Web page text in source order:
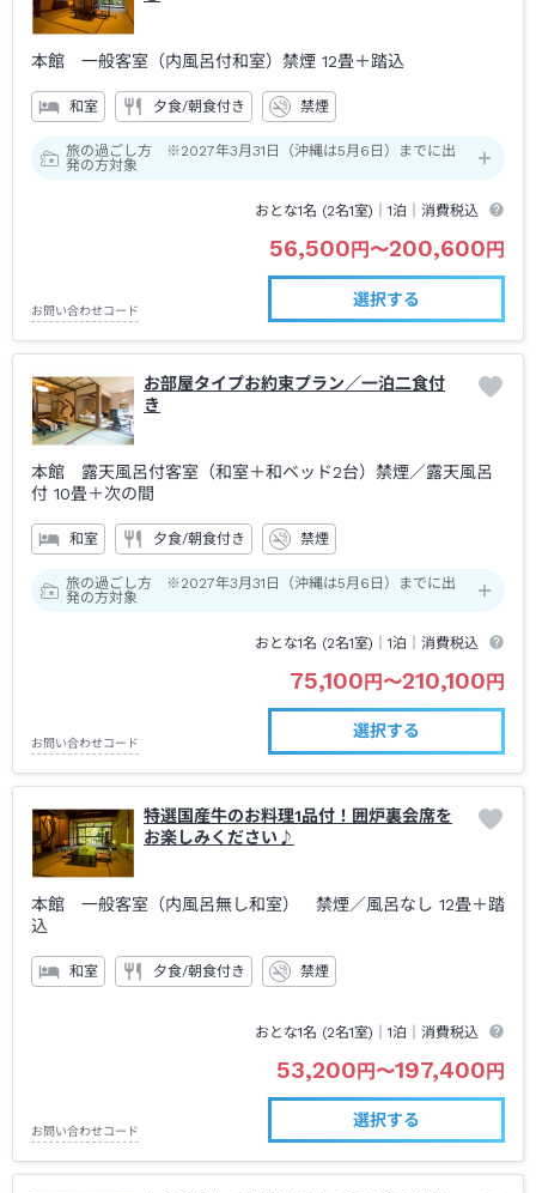
本館 一般客室（内風呂付和室）禁煙 12畳＋踏込
和室 夕食/朝食付き 禁煙
旅の過ごし方 ※2027年3月31日（沖縄は5月6日）までに出
発の方対象
おとな1名 (2名1室)｜1泊 ｜消費税込
56,500 円 〜200,600 円
お問い合わせコード
選択する
お部屋タイプお約束プラン／一泊二食付
き
本館 露天風呂付客室（和室＋和ベッド2台）禁煙／露天風呂
付 10畳＋次の間
和室 夕食/朝食付き 禁煙
旅の過ごし方 ※2027年3月31日（沖縄は5月6日）までに出
発の方対象
おとな1名 (2名1室)｜1泊 ｜消費税込
75,100 円 〜210,100 円
お問い合わせコード
選択する
特選国産牛のお料理1品付！囲炉裏会席を
お楽しみください♪
本館 一般客室（内風呂無し和室） 禁煙／風呂なし 12畳＋踏
込
和室 夕食/朝食付き 禁煙
おとな1名 (2名1室)｜1泊 ｜消費税込
53,200円〜197,400円
お問い合わせコード
選択する